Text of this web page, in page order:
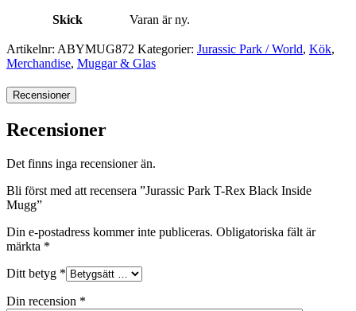
Skick Varan är ny.
Artikelnr: ABYMUG872 Kategorier: Jurassic Park / World, Kök,
Merchandise, Muggar & Glas
Recensioner
Recensioner
Det finns inga recensioner än.
Bli först med att recensera ”Jurassic Park T-Rex Black Inside
Mugg”
Din e-postadress kommer inte publiceras. Obligatoriska fält är
märkta *
Ditt betyg *
Din recension *